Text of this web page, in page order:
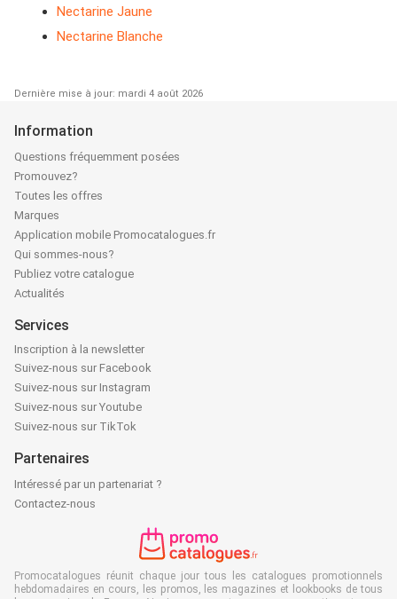
Nectarine Jaune
Nectarine Blanche
Dernière mise à jour: mardi 4 août 2026
Information
Questions fréquemment posées
Promouvez?
Toutes les offres
Marques
Application mobile Promocatalogues.fr
Qui sommes-nous?
Publiez votre catalogue
Actualités
Services
Inscription à la newsletter
Suivez-nous sur Facebook
Suivez-nous sur Instagram
Suivez-nous sur Youtube
Suivez-nous sur TikTok
Partenaires
Intéressé par un partenariat ?
Contactez-nous
Promocatalogues réunit chaque jour tous les catalogues promotionnels
hebdomadaires en cours, les promos, les magazines et lookbooks de tous